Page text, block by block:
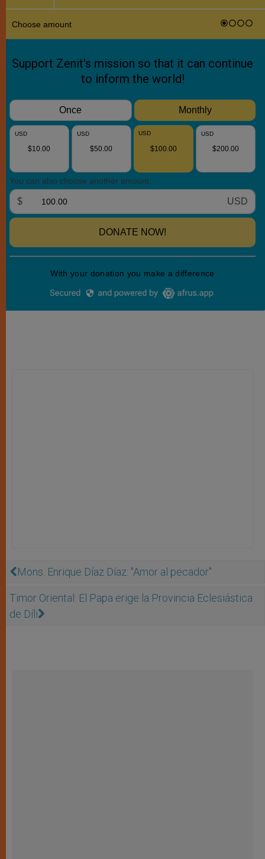
Mons. Enrique Díaz Díaz: "Amor al pecador"
Timor Oriental: El Papa erige la Provincia Eclesiástica
de Díli